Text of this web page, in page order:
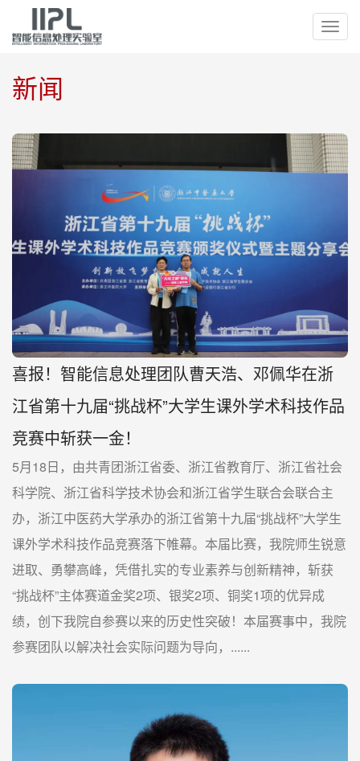
切
换
新闻
喜报！智能信息处理团队曹天浩、邓佩华在浙
江省第十九届“挑战杯”大学生课外学术科技作品
竞赛中斩获一金！
5月18日，由共青团浙江省委、浙江省教育厅、浙江省社会
科学院、浙江省科学技术协会和浙江省学生联合会联合主
办，浙江中医药大学承办的浙江省第十九届“挑战杯”大学生
课外学术科技作品竞赛落下帷幕。本届比赛，我院师生锐意
进取、勇攀高峰，凭借扎实的专业素养与创新精神，斩获
“挑战杯”主体赛道金奖2项、银奖2项、铜奖1项的优异成
绩，创下我院自参赛以来的历史性突破！本届赛事中，我院
参赛团队以解决社会实际问题为导向，......